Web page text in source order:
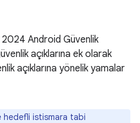
Android Güvenlik
açıklarına ek olarak
açıklarına yönelik yamalar
hedefli istismara tabi